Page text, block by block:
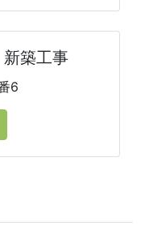
築工事
6